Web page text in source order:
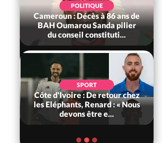
POLITIQUE
Cameroun : Décès à 86 ans de
BAH Oumarou Sanda pilier
du conseil constituti...
SPORT
Côte d'Ivoire : De retour chez
les Eléphants, Renard : « Nous
devons être e...